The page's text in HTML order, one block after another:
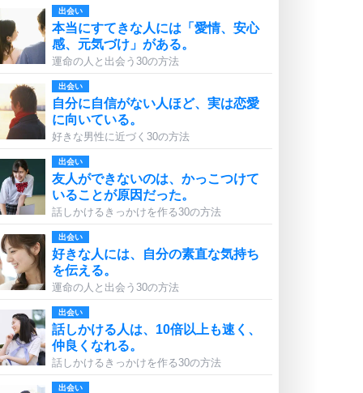
出会い
本当にすてきな人には「愛情、安心
感、元気づけ」がある。
運命の人と出会う30の方法
出会い
自分に自信がない人ほど、実は恋愛
に向いている。
好きな男性に近づく30の方法
出会い
友人ができないのは、かっこつけて
いることが原因だった。
話しかけるきっかけを作る30の方法
出会い
好きな人には、自分の素直な気持ち
を伝える。
運命の人と出会う30の方法
出会い
話しかける人は、10倍以上も速く、
仲良くなれる。
話しかけるきっかけを作る30の方法
出会い